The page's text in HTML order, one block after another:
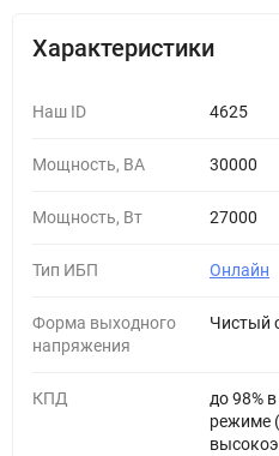
Характеристики
Наш ID 4625
Мощность, ВА 30000
Мощность, Вт 27000
Тип ИБП Онлайн
Форма выходного
напряжения
Чистый
КПД
до 98%
режиме